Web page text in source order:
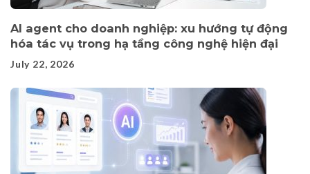
AI agent cho doanh nghiệp: xu hướng tự động
hóa tác vụ trong hạ tầng công nghệ hiện đại
July 22, 2026